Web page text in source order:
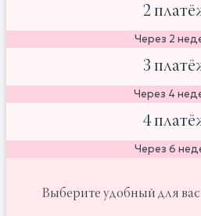
2
Через 2
3
Через 4
4
Через 6
Выберите удобный для